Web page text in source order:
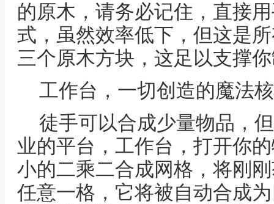
的原木，请务必记住，直接
式，虽然效率低下，但这是
三个原木方块，这足以支撑
工作台，一切创造的魔法
徒手可以合成少量物品，
业的平台，工作台，打开你
小的二乘二合成网格，将刚
任意一格，它将被自动合成